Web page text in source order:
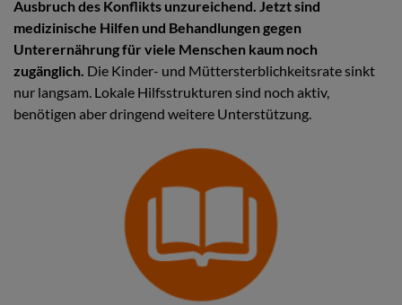
Ausbruch des Konflikts unzureichend. Jetzt sind
medizinische Hilfen und Behandlungen gegen
Unterernährung für viele Menschen kaum noch
zugänglich. Die Kinder- und Müttersterblichkeitsrate sinkt
nur langsam. Lokale Hilfsstrukturen sind noch aktiv,
benötigen aber dringend weitere Unterstützung.